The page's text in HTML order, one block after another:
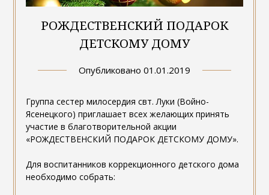
РОЖДЕСТВЕНСКИЙ ПОДАРОК
ДЕТСКОМУ ДОМУ
Опубликовано 01.01.2019
Группа сестер милосердия свт. Луки (Войно-
Ясенецкого) приглашает всех желающих принять
участие в благотворительной акции
«РОЖДЕСТВЕНСКИЙ ПОДАРОК ДЕТСКОМУ ДОМУ».
Для воспитанников коррекционного детского дома
необходимо собрать: